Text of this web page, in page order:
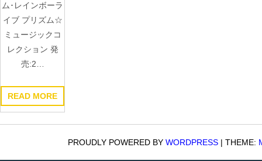
ム･レインボーラ
イブ プリズム☆
ミュージックコ
レクション 発
売:2…
READ MORE
PROUDLY POWERED BY WORDPRESS | THEME: